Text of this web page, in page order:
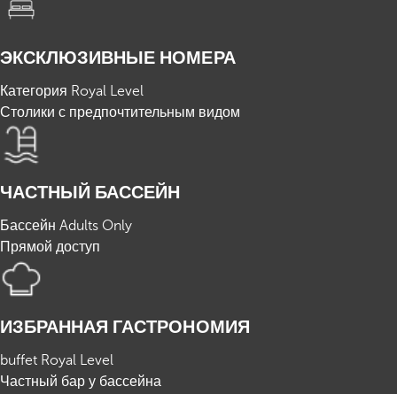
ЭКСКЛЮЗИВНЫЕ НОМЕРА
Категория Royal Level
Столики с предпочтительным видом
ЧАСТНЫЙ БАССЕЙН
Бассейн Adults Only
Прямой доступ
ИЗБРАННАЯ ГАСТРОНОМИЯ
buffet Royal Level
Частный бар у бассейна